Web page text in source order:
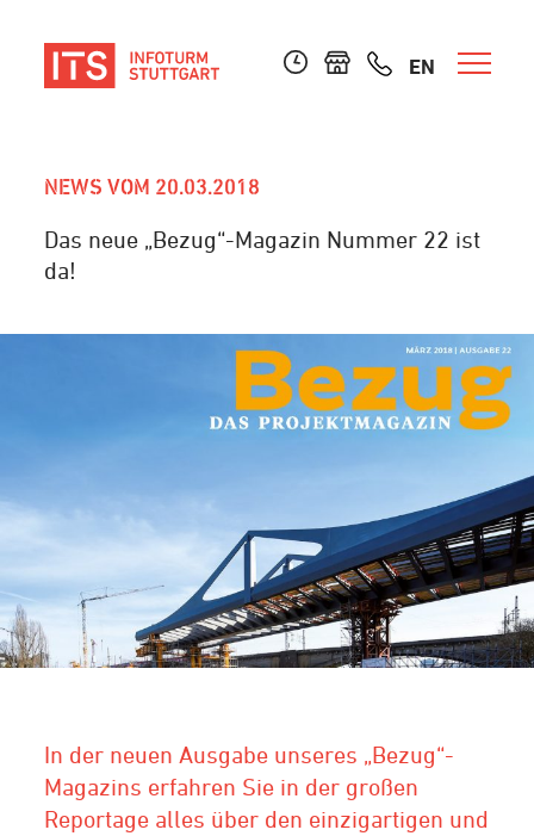
EN
NEWS VOM 20.03.2018
Das neue „Bezug“-Magazin Nummer 22 ist
da!
In der neuen Ausgabe unseres „Bezug“-
Magazins erfahren Sie in der großen
Reportage alles über den einzigartigen und